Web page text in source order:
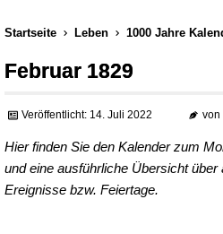
Startseite Leben 1000 Jahre
Februar 1829
Veröffentlicht: 14. Juli 2022 von
Hier finden Sie den Kalender zum
und eine ausführliche Übersicht über
Ereignisse bzw. Feiertage.